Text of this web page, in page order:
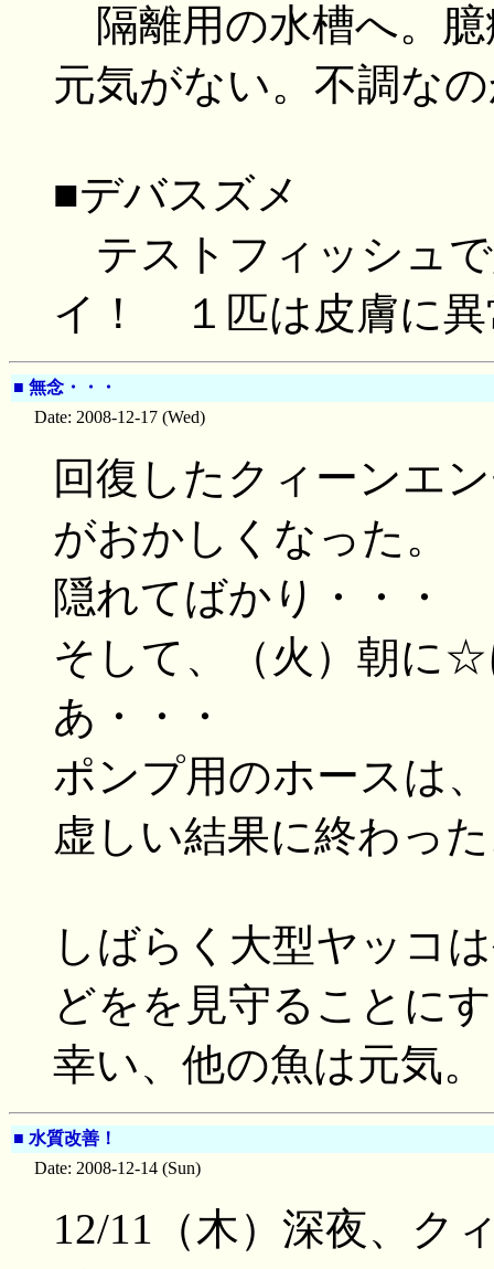
隔離用の水槽へ。
元気がない。不調な
■デバスズメ
テストフィッシュ
イ！ １匹は皮膚に異
■ 無念・・・
Date: 2008-12-17 (Wed)
回復したクィーンエ
がおかしくなった。
隠れてばかり・・・
そして、（火）朝に
あ・・・
ポンプ用のホースは
虚しい結果に終わっ
しばらく大型ヤッコ
どをを見守ることに
幸い、他の魚は元気。
■ 水質改善！
Date: 2008-12-14 (Sun)
12/11（木）深夜、ク